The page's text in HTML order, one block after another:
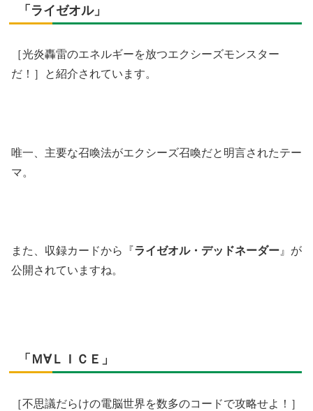
「ライゼオル」
［光炎轟雷のエネルギーを放つエクシーズモンスター
だ！］と紹介されています。
唯一、主要な召喚法がエクシーズ召喚だと明言されたテー
マ。
また、収録カードから『ライゼオル・デッドネーダー 』が
公開されていますね。
「Ｍ∀ＬＩＣＥ」
［不思議だらけの電脳世界を数多のコードで攻略せよ！］